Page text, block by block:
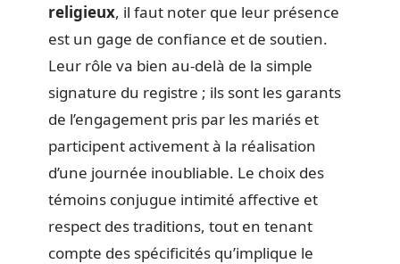
religieux, il faut noter que leur présence
est un gage de confiance et de soutien.
Leur rôle va bien au-delà de la simple
signature du registre ; ils sont les garants
de l’engagement pris par les mariés et
participent activement à la réalisation
d’une journée inoubliable. Le choix des
témoins conjugue intimité affective et
respect des traditions, tout en tenant
compte des spécificités qu’implique le